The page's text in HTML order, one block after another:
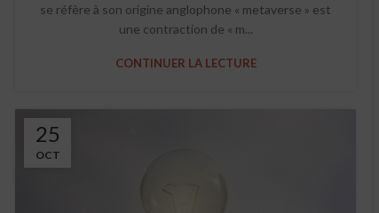
se réfère à son origine anglophone « metaverse » est
une contraction de « m...
CONTINUER LA LECTURE
25
OCT